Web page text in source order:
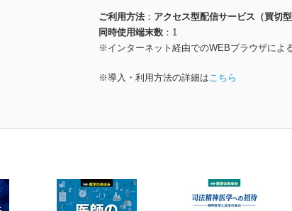
ご利用方法
アクセス型配信サービス（買切型
同時使用端末数
1
※インターネット経由でのWEBブラウザによ
※導入・利用方法の詳細はこちら